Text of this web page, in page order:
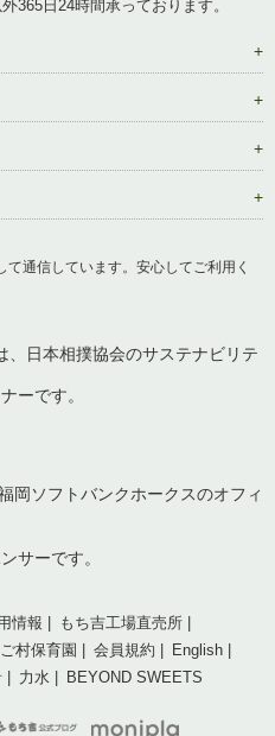
365日24時間承っております。
通信しています。安心してご利用く
、日本相撲協会のサステナビリテ
ーです。
岡ソフトバンクホークスのオフィ
サーです。
情報
もち吉工場直売所
村保育園 会員規約
English
力水 BEYOND SWEETS